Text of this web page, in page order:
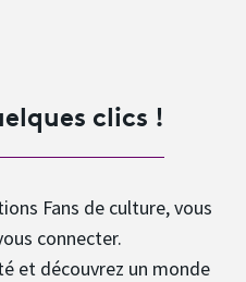
clics !
Fans de culture, vous
connecter.
et découvrez un monde